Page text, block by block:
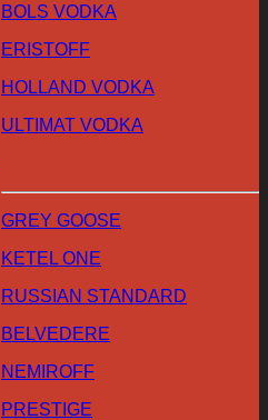
BOLS VODKA
ERISTOFF
HOLLAND VODKA
ULTIMAT VODKA
GREY GOOSE
KETEL ONE
RUSSIAN STANDARD
BELVEDERE
NEMIROFF
PRESTIGE